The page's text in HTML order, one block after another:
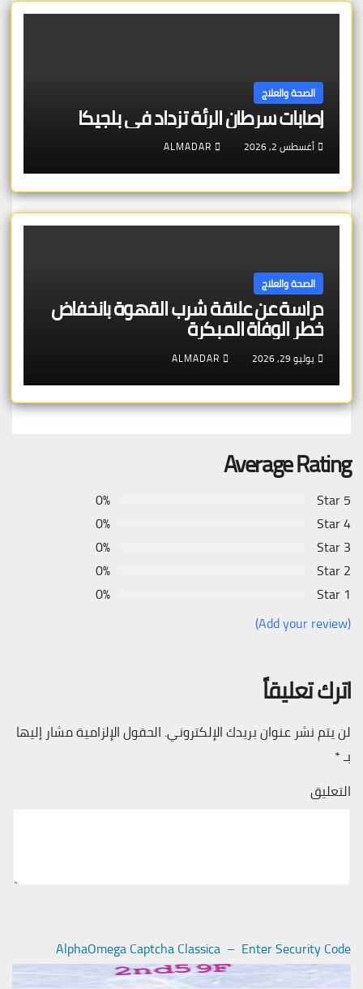
الصحة والعلاج
إصابات سرطان الرئة تزداد في بلجيكا
أغسطس 2, 2026 ALMADAR
الصحة والعلاج
دراسة عن علاقة شرب القهوة بانخفاض
خطر الوفاة المبكرة
يوليو 29, 2026 ALMADAR
Average Rating
5 Star
0%
4 Star
0%
3 Star
0%
2 Star
0%
1 Star
0%
(Add your review)
اترك تعليقاً
لن يتم نشر عنوان بريدك الإلكتروني. الحقول الإلزامية مشار إليها
بـ*
التعليق
AlphaOmega Captcha Classica – Enter Security Code